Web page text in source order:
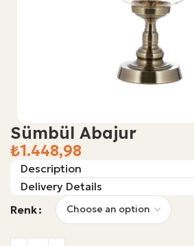
Sümbül Abajur
₺
Description
Delivery Details
Renk